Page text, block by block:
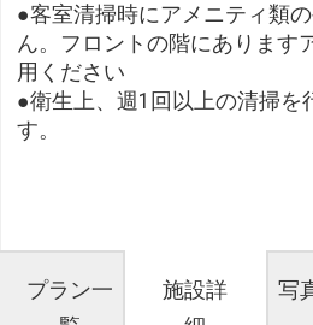
●客室清掃時にアメニティ類
ん。フロントの階にあります
用ください
●衛生上、週1回以上の清掃を
す。
プラン一
施設詳
写